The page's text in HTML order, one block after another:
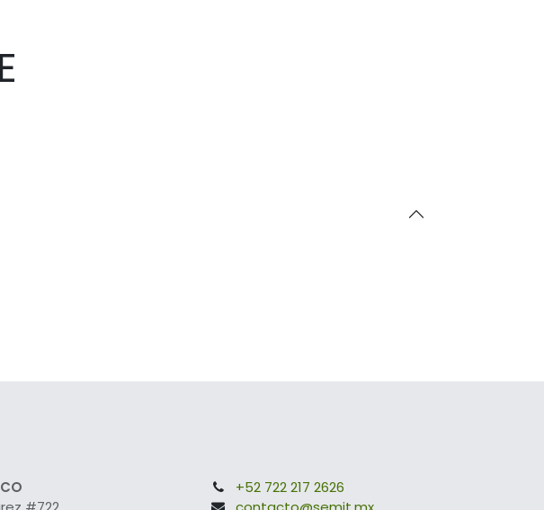
+52 722 217 2626